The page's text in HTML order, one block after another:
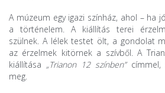
A múzeum egy igazi színház, ahol – ha
a történelem. A kiállítás terei
szülnek. A lélek testet ölt, a gondolat
az érzelmek kitörnek a szívből. A
kiállítása „Trianon 12 színben”címmel,
meg.